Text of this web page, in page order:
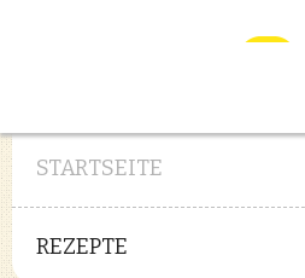
STARTSEITE
REZEPTE